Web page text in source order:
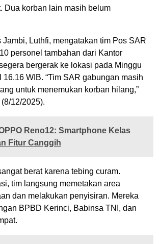
Dua korban lain masih belum
Jambi, Luthfi, mengatakan tim Pos SAR
personel tambahan dari Kantor
bergerak ke lokasi pada Minggu
16.16 WIB. “Tim SAR gabungan masih
untuk menemukan korban hilang,”
12/2025).
Reno12: Smartphone Kelas
Fitur Canggih
berat karena tebing curam.
tim langsung memetakan area
dan melakukan penyisiran. Mereka
BPBD Kerinci, Babinsa TNI, dan